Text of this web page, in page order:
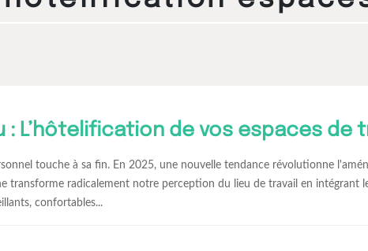
L’hôtelification de vos espaces de
touche à sa fin. En 2025, une nouvelle tendance révolutionne
transforme radicalement notre perception du lieu de travail en intégrant
confortables...